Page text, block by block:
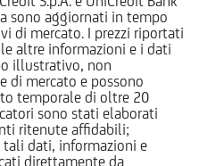
sono aggiornati in tempo
di mercato. I prezzi riportati
altre informazioni e i dati
illustrativo, non
di mercato e possono
temporale di oltre 20
sono stati elaborati
ritenute affidabili;
dati, informazioni e
direttamente da